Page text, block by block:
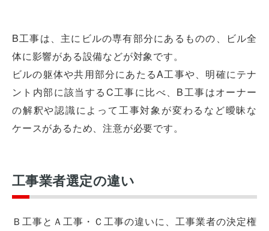
B工事は、主にビルの専有部分にあるものの、ビル全
体に影響がある設備などが対象です。
ビルの躯体や共用部分にあたるA工事や、明確にテナ
ント内部に該当するC工事に比べ、B工事はオーナー
の解釈や認識によって工事対象が変わるなど曖昧な
ケースがあるため、注意が必要です。
工事業者選定の違い
Ｂ工事とＡ工事・Ｃ工事の違いに、工事業者の決定権